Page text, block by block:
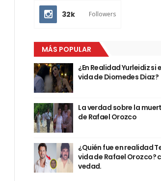
32k Followers
MÁS POPULAR
¿En Realidad Yurleidiz si
vida de Diomedes Diaz?
La verdad sobre la
de Rafael Orozco
¿Quién fue en realidad
vida de Rafael Orozco?
vedad.